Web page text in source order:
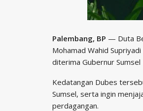
Palembang, BP — Duta
Mohamad Wahid
diterima Gubernur
Kedatangan Dubes
Sumsel, serta ingin
perdagangan.